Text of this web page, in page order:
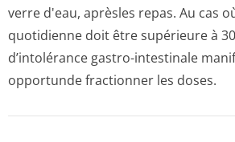
verre d'eau, aprèsles repas. Au cas
quotidienne doit être supérieure à
d’intolérance gastro-intestinale
opportunde fractionner les doses.